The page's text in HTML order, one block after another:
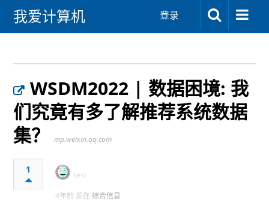
我爱计算机 登录
WSDM2022 | 数据困境: 我
们究竟有多了解推荐系统数据
集？
mp.weixin.qq.com
1 test
4年前 发在综合信息